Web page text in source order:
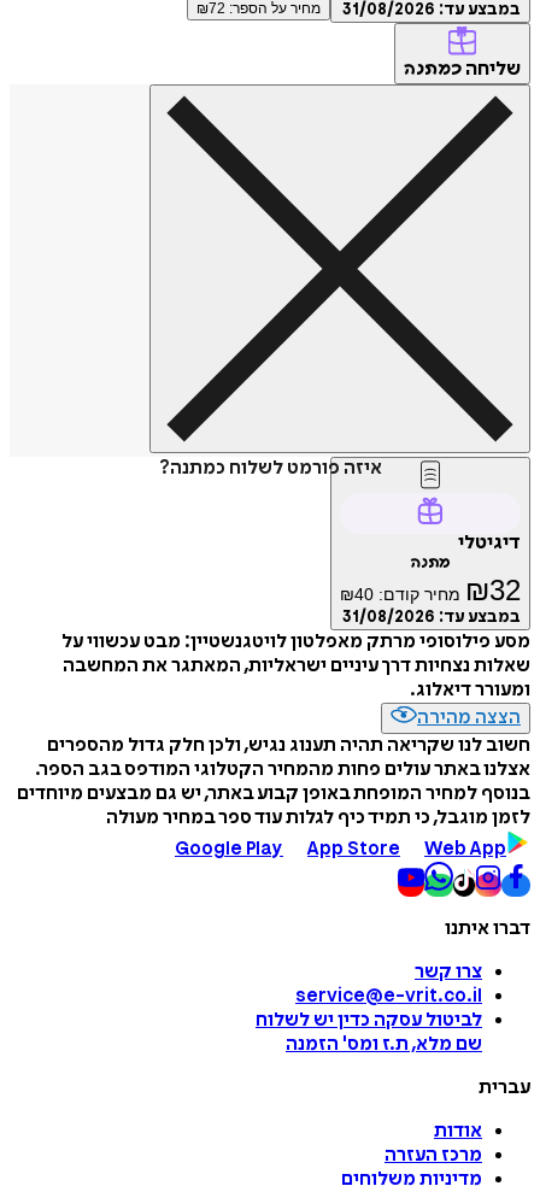
במבצע עד: 31/08/2026 מחיר על הספר: ₪ 72
שליחה כמתנה
איזה פורמט לשלוח כמתנה?
דיגיטלי
מתנה
₪32 מחיר קודם: ₪40
במבצע עד: 31/08/2026
מסע פילוסופי מרתק מאפלטון לויטגנשטיין: מבט עכשווי על
שאלות נצחיות דרך עיניים ישראליות, המאתגר את המחשבה
ומעורר דיאלוג.
הצצה מהירה
חשוב לנו שקריאה תהיה תענוג נגיש, ולכן חלק גדול מהספרים
אצלנו באתר עולים פחות מהמחיר הקטלוגי המודפס בגב הספר.
בנוסף למחיר המופחת באופן קבוע באתר, יש גם מבצעים מיוחדים
לזמן מוגבל, כי תמיד כיף לגלות עוד ספר במחיר מעולה
Google Play
App Store Web App
דברו איתנו
צרו קשר
service@e-vrit.co.il
לביטול עסקה כדין יש לשלוח
שם מלא, ת.ז ומס' הזמנה
עברית
אודות
מרכז העזרה
מדיניות משלוחים